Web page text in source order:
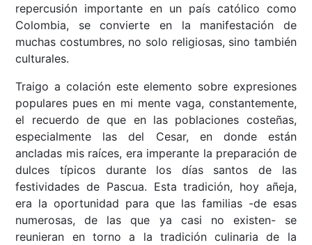
repercusión importante en un país católico como
Colombia, se convierte en la manifestación de
muchas costumbres, no solo religiosas, sino también
culturales.
Traigo a colación este elemento sobre expresiones
populares pues en mi mente vaga, constantemente,
el recuerdo de que en las poblaciones costeñas,
especialmente las del Cesar, en donde están
ancladas mis raíces, era imperante la preparación de
dulces típicos durante los días santos de las
festividades de Pascua. Esta tradición, hoy añeja,
era la oportunidad para que las familias -de esas
numerosas, de las que ya casi no existen- se
reunieran en torno a la tradición culinaria de la